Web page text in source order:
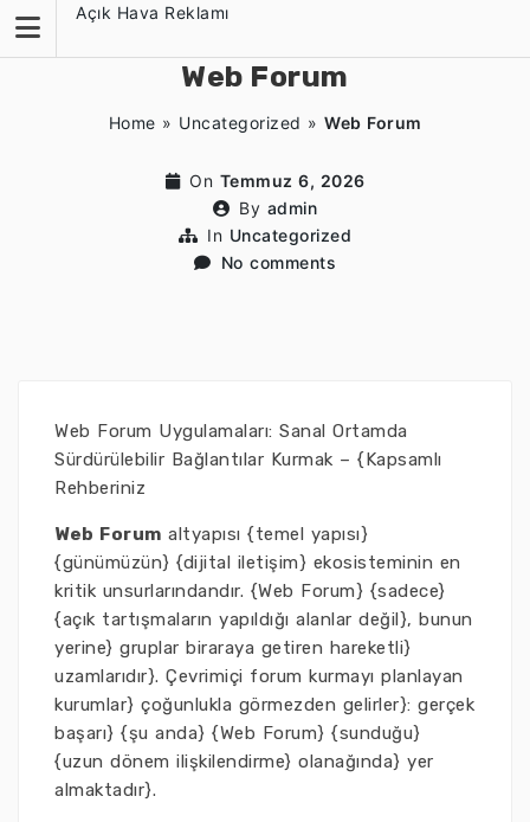
content
Açık Hava Reklamı
Web Forum
Home » Uncategorized » Web Forum
On Temmuz 6, 2026
By admin
In Uncategorized
No comments
Web Forum Uygulamaları: Sanal Ortamda
Sürdürülebilir Bağlantılar Kurmak – {Kapsamlı
Rehberiniz
Web Forum altyapısı {temel yapısı}
{günümüzün} {dijital iletişim} ekosisteminin en
kritik unsurlarındandır. {Web Forum} {sadece}
{açık tartışmaların yapıldığı alanlar değil}, bunun
yerine} gruplar biraraya getiren hareketli}
uzamlarıdır}. Çevrimiçi forum kurmayı planlayan
kurumlar} çoğunlukla görmezden gelirler}: gerçek
başarı} {şu anda} {Web Forum} {sunduğu}
{uzun dönem ilişkilendirme} olanağında} yer
almaktadır}.